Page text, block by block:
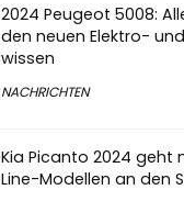
2024 Peugeot 5008:
den neuen Elektro-
wissen
NACHRICHTEN
Kia Picanto 2024 geht
Line-Modellen an den